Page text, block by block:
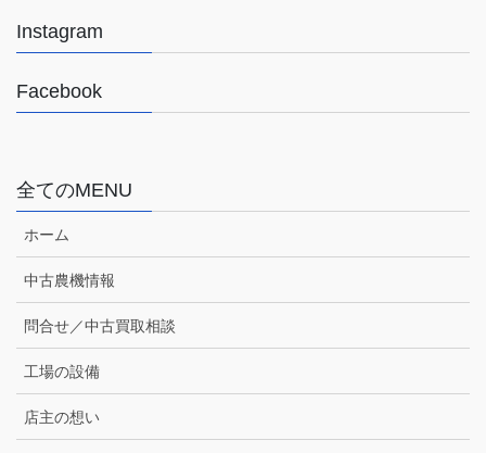
Instagram
Facebook
全てのMENU
ホーム
中古農機情報
問合せ／中古買取相談
工場の設備
店主の想い